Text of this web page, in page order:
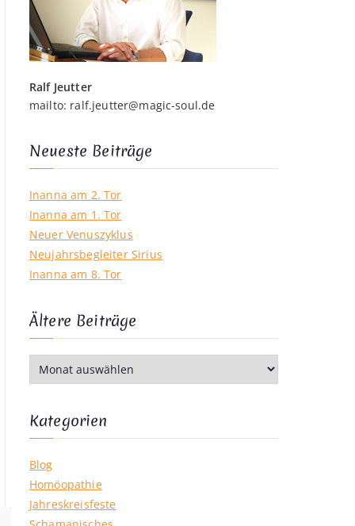
Ralf Jeutter
mailto: ralf.jeutter@magic-soul.de
Neueste Beiträge
Inanna am 2. Tor
Inanna am 1. Tor
Neuer Venuszyklus
Neujahrsbegleiter Sirius
Inanna am 8. Tor
Ältere Beiträge
l
e
r
B
e
i
Kategorien
Blog
Homöopathie
Jahreskreisfeste